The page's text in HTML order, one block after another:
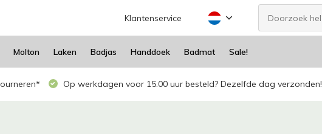
Klantenservice
Molton Laken Badjas Handdoek Badmat Sale!
Op werkdagen voor 15.00 uur besteld? Dezelfde dag verzonden!